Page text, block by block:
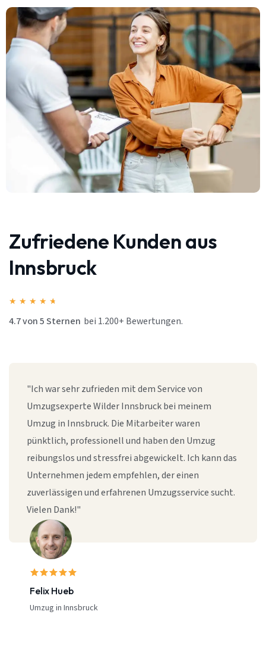
Zufriedene Kunden aus
Innsbruck
★ ★ ★ ★ ★
4.7 von 5 Sternen bei 1.200+ Bewertungen.
Felix Hueb
Umzug in Innsbruck
"Ich war sehr zufrieden mit dem Service von
Umzugsexperte Wilder Innsbruck bei meinem
Umzug in Innsbruck. Die Mitarbeiter waren
pünktlich, professionell und haben den Umzug
reibungslos und stressfrei abgewickelt. Ich kann das
Unternehmen jedem empfehlen, der einen
zuverlässigen und erfahrenen Umzugsservice sucht.
Vielen Dank!"